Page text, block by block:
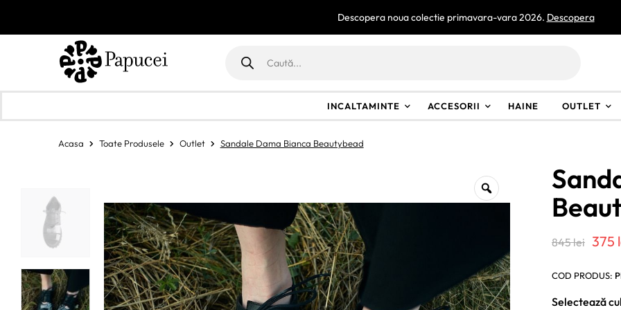
search
INCALTAMINTE ACCESORII HAINE OUTLET
Acasa Toate Produsele Outlet Sandale Dama Bianca Beautybead
845lei 375
COD PRODUS:
Selectează